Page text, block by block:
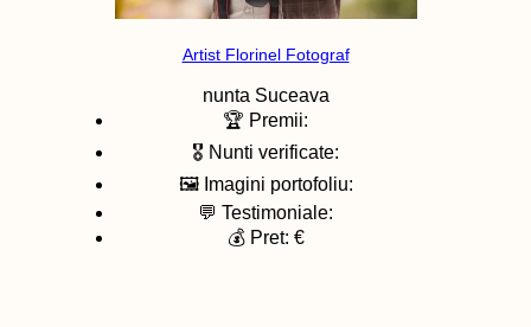
Artist Florinel Fotograf
nunta Suceava
🏆 Premii:
🎖️ Nunti verificate:
🖼️ Imagini portofoliu:
💬 Testimoniale:
💰 Pret: €